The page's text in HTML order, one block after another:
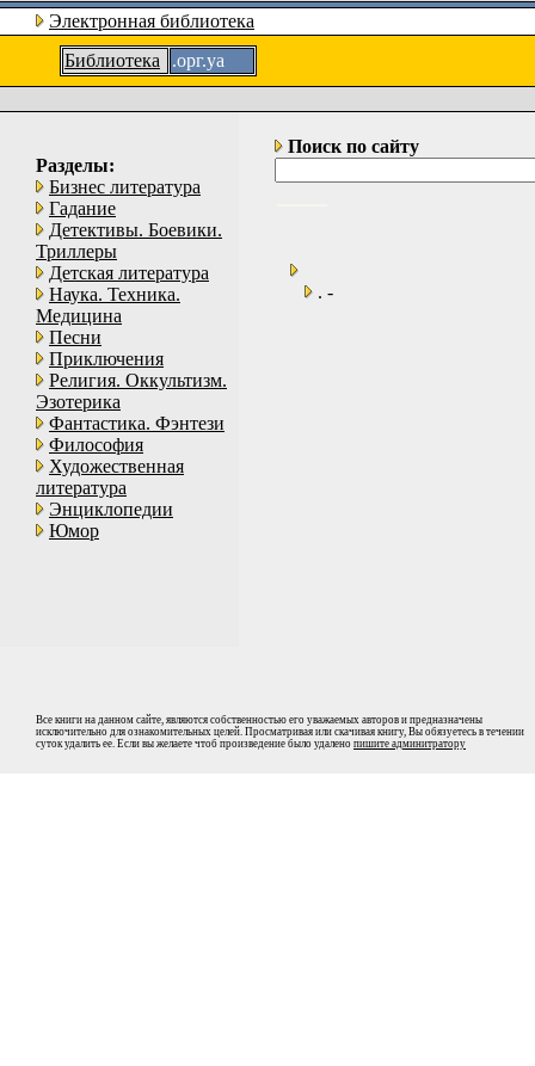
Электронная библиотека
Библиотека
.орг.уа
Разделы:
Бизнес литература
Гадание
Детективы. Боевики.
Триллеры
Детская литература
Наука. Техника.
Медицина
Песни
Приключения
Религия. Оккультизм.
Эзотерика
Фантастика. Фэнтези
Философия
Художественная
литература
Энциклопедии
Юмор
Поиск по сайту
. -
Все книги на данном сайте, являются собственностью его уважаемых авторов и предназначены
исключительно для ознакомительных целей. Просматривая или скачивая книгу, Вы обязуетесь в течении
суток удалить ее. Если вы желаете чтоб произведение было удалено пишите админитратору